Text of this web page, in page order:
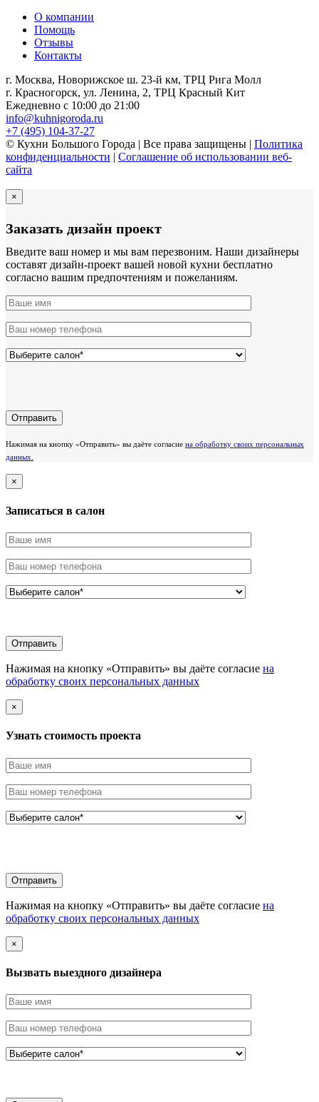
О компании
Помощь
Отзывы
Контакты
г. Москва, Новорижское ш. 23-й км, ТРЦ Рига Молл
г. Красногорск, ул. Ленина, 2, ТРЦ Красный Кит
Ежедневно с 10:00 до 21:00
info@kuhnigoroda.ru
+7 (495) 104-37-27
© Кухни Большого Города | Все права защищены | Политика
конфиденциальности | Соглашение об использовании веб-
сайта
×
Заказать дизайн проект
Введите ваш номер и мы вам перезвоним. Наши дизайнеры
составят дизайн-проект вашей новой кухни бесплатно
согласно вашим предпочтениям и пожеланиям.
Нажимая на кнопку «Отправить» вы даёте согласие на обработку своих персональных
данных.
×
Записаться в салон
Нажимая на кнопку «Отправить» вы даёте согласие на
обработку своих персональных данных
×
Узнать стоимоcть проекта
Нажимая на кнопку «Отправить» вы даёте согласие на
обработку своих персональных данных
×
Вызвать выездного дизайнера